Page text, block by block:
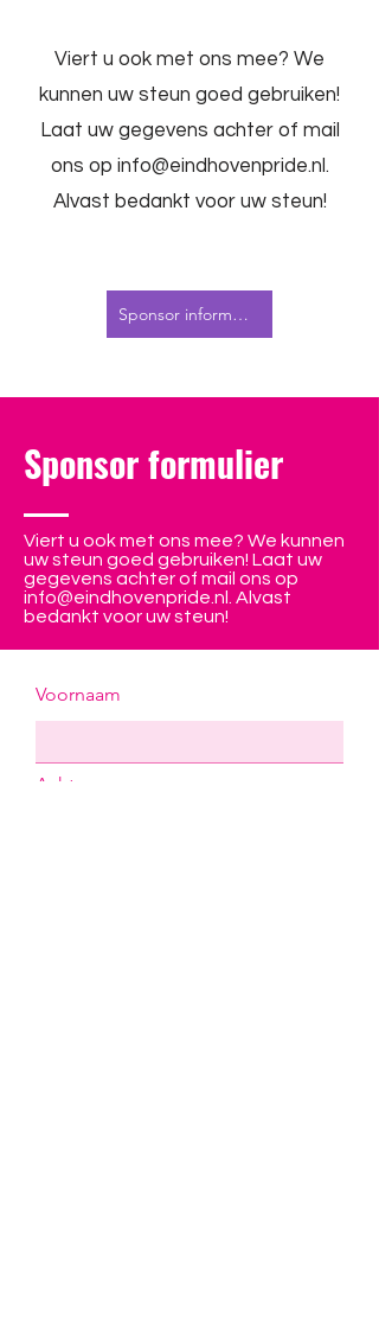
Viert u ook met ons mee? We
kunnen uw steun goed gebruiken!
Laat uw gegevens achter of mail
ons op info@eindhovenpride.nl.
Alvast bedankt voor uw steun!
Sponsor informatie
Sponsor formulier
Viert u ook met ons mee? We kunnen
uw steun goed gebruiken! Laat uw
gegevens achter of mail ons op
info@eindhovenpride.nl
. Alvast
bedankt voor uw steun!
Voornaam
Achternaam